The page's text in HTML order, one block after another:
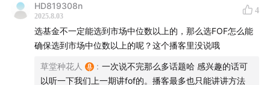
HD819308n
2025.8.03
4
选基金不一定能选到市场中位数以上的，那么选FOF怎么能
确保选到市场中位数以上的呢？这个播客里没说哦
草堂种花人 : 一次说不完那么多话题哈 感兴趣的话可
以听一下我们上一期讲fof的。播客最多也只能讲讲方法